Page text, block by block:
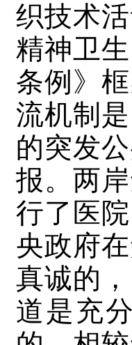
织技术
精神卫
条例》
流机制
的突发
报。两
行了医
央政府
真诚的
道是充